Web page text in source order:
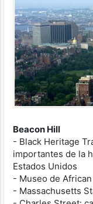
Beacon Hill
- Black Heritage
importantes de la
Estados Unidos
- Museo de
- Massachusetts